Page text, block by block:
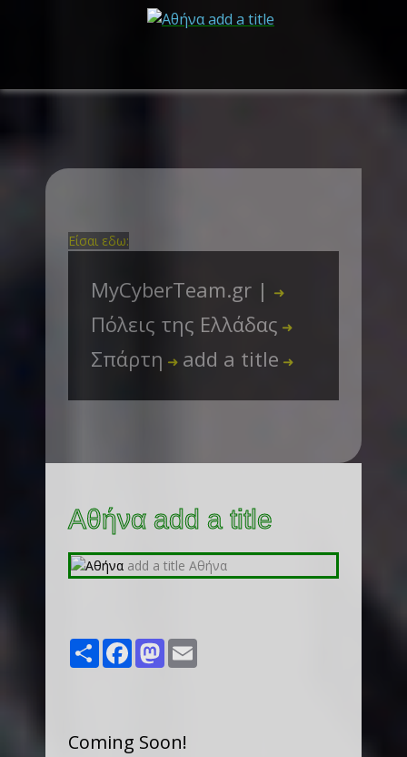
Είσαι εδω:
MyCyberTeam.gr | ➜
Πόλεις της Ελλάδας ➜
Σπάρτη ➜ add a title ➜
Αθήνα add a title
Share FacebookMastodon
Coming Soon!